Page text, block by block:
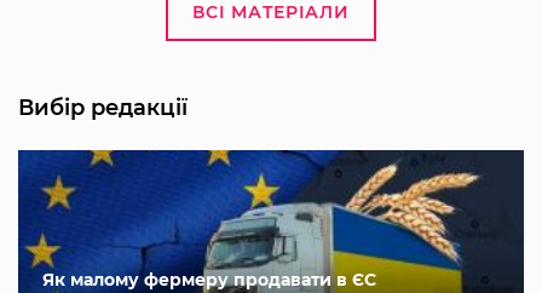
ВСІ МАТЕРІАЛИ
Вибір редакції
Як малому фермеру продавати в ЄС